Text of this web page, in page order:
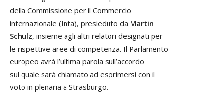
della Commissione per il Commercio
internazionale (Inta), presieduto da Martin
Schulz, insieme agli altri relatori designati per
le rispettive aree di competenza. Il Parlamento
europeo avrà l’ultima parola sull’accordo
sul quale sarà chiamato ad esprimersi con il
voto in plenaria a Strasburgo.